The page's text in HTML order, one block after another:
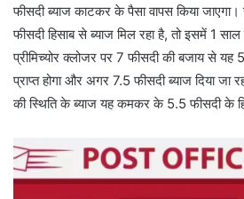
फीसदी ब्याज काटकर के पैसा वापस किया
फीसदी हिसाब से ब्याज मिल रहा है, तो इसमें 1
प्रीमिच्योर क्लोजर पर 7 फीसदी की बजाय से यह
प्राप्त होगा और अगर 7.5 फीसदी ब्याज दिया जा
की स्थिति के ब्याज यह कमकर के 5.5 फीसदी के